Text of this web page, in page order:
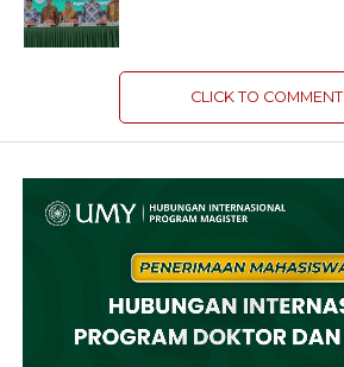
CLICK TO COMMENT